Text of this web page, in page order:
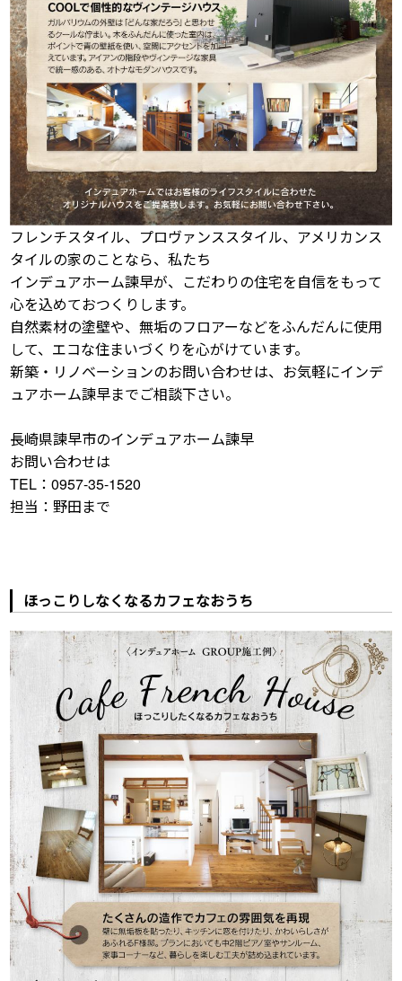
フレンチスタイル、プロヴァンススタイル、アメリカンス
タイルの家のことなら、私たち
インデュアホーム諫早が、こだわりの住宅を自信をもって
心を込めておつくりします。
自然素材の塗壁や、無垢のフロアーなどをふんだんに使用
して、エコな住まいづくりを心がけています。
新築・リノベーションのお問い合わせは、お気軽にインデ
ュアホーム諫早までご相談下さい。
長崎県諫早市のインデュアホーム諫早
お問い合わせは
TEL：0957-35-1520
担当：野田まで
ほっこりしなくなるカフェなおうち